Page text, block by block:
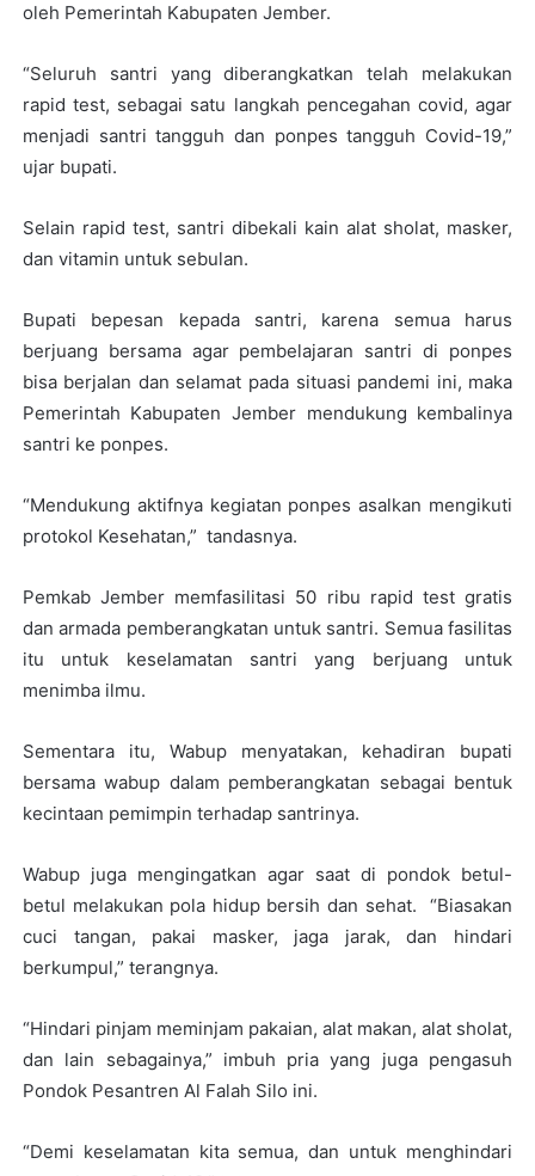
oleh Pemerintah Kabupaten Jember.
“Seluruh santri yang diberangkatkan telah melakukan
rapid test, sebagai satu langkah pencegahan covid, agar
menjadi santri tangguh dan ponpes tangguh Covid-19,”
ujar bupati.
Selain rapid test, santri dibekali kain alat sholat, masker,
dan vitamin untuk sebulan.
Bupati bepesan kepada santri, karena semua harus
berjuang bersama agar pembelajaran santri di ponpes
bisa berjalan dan selamat pada situasi pandemi ini, maka
Pemerintah Kabupaten Jember mendukung kembalinya
santri ke ponpes.
“Mendukung aktifnya kegiatan ponpes asalkan mengikuti
protokol Kesehatan,” tandasnya.
Pemkab Jember memfasilitasi 50 ribu rapid test gratis
dan armada pemberangkatan untuk santri. Semua fasilitas
itu untuk keselamatan santri yang berjuang untuk
menimba ilmu.
Sementara itu, Wabup menyatakan, kehadiran bupati
bersama wabup dalam pemberangkatan sebagai bentuk
kecintaan pemimpin terhadap santrinya.
Wabup juga mengingatkan agar saat di pondok betul-
betul melakukan pola hidup bersih dan sehat. “Biasakan
cuci tangan, pakai masker, jaga jarak, dan hindari
berkumpul,” terangnya.
“Hindari pinjam meminjam pakaian, alat makan, alat sholat,
dan lain sebagainya,” imbuh pria yang juga pengasuh
Pondok Pesantren Al Falah Silo ini.
“Demi keselamatan kita semua, dan untuk menghindari